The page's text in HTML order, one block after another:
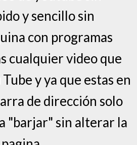
y sencillo sin
con programas
cualquier video que
y ya que estas en
de dirección solo
"barjar" sin alterar la